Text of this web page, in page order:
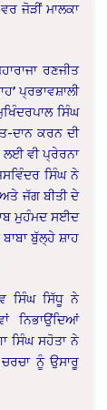
ਜੋੜੀਂ ਮਾਲਕਾ
ਰਣਜੀਤ
ਪ੍ਰਭਾਵਸ਼ਾਲੀ
ਸਿੰਘ
ਦਾਨ ਕਰਨ ਦੀ
ਲਈ ਵੀ ਪ੍ਰੇਰਨਾ
ਸਿੰਘ ਨੇ
ਜੱਗ ਬੀਤੀ ਦੇ
ਮੁਹੰਮਦ ਸਈਦ
ਬੁੱਲ੍ਹੇ ਸ਼ਾਹ
ਸਿੰਘ ਸਿੱਧੂ ਨੇ
ਨਿਭਾਉਂਦਿਆਂ
ਸਿੰਘ ਸਹੋਤਾ ਨੇ
ਨੂੰ ਉਸਾਰੂ